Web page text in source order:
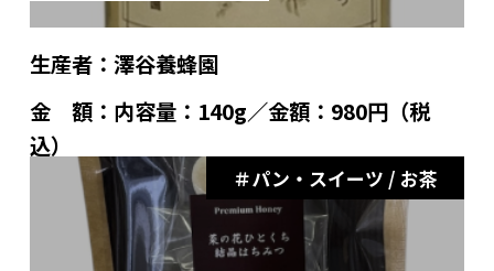
生産者： 澤谷養蜂園
金 額： 内容量：140g／金額：980円（税
込）
パン・スイーツ / お茶